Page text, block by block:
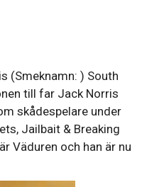
(Smeknamn: ) South
till far Jack Norris
skådespelare under
Jailbait & Breaking
Väduren och han är nu